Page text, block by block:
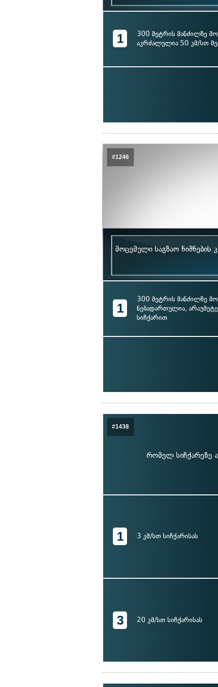
1
300 მეტრის მანძილზე
აკრძალულია 50 კმ/სთ
#1246
მოცემული საგზაო ნიშნების
1
300 მეტრის მანძილზე
ნებადართულია,
სიჩქარით
#1438
რომელ სიჩქარეზე
1 3 კმ/სთ სიჩქარისას
3 20 კმ/სთ სიჩქარისას